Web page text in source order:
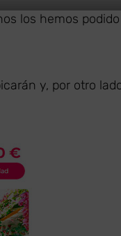
los hemos podido
y, por otro